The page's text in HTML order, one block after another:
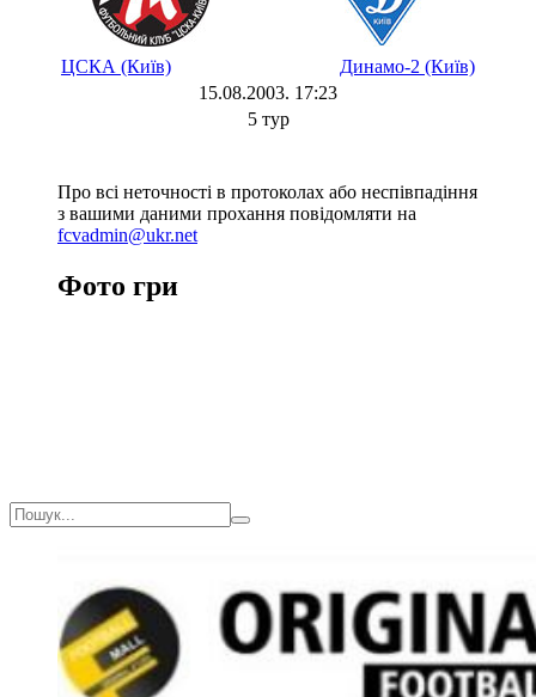
ЦСКА (Київ)
Динамо-2 (Київ)
15.08.2003. 17:23
5 тур
Про всі неточності в протоколах або неспівпадіння
з вашими даними прохання повідомляти на
fcvadmin@ukr.net
Фото гри